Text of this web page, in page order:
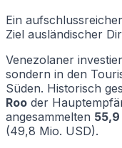
Ein
Ziel ausländischer
Venezolaner
sondern in den
Süden. Historisch
Roo der
angesammelten 55,9
(49,8 Mio. USD).